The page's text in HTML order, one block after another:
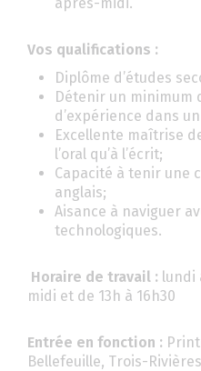
Vos qualifications :
Diplôme d’études
Détenir un minimum
d’expérience dans
Excellente maîtrise
l’oral qu’à l’écrit;
Capacité à tenir une
anglais;
Aisance à naviguer
technologiques.
Horaire de travail : lundi
midi et de 13h à 16h30
Entrée en fonction :
Bellefeuille, Trois-Rivières